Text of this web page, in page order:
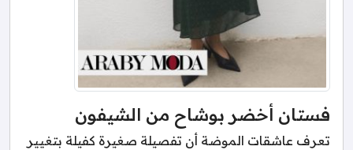
فستان أخضر بوشاح من الشيفون
تعرف عاشقات الموضة أن تفصيلة صغيرة كفيلة بتغيير